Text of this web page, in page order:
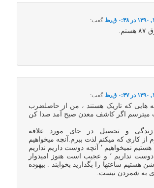
گفت:
گفت:
هایی که تاریک هستند ، من از حاصلضرب
میترسم اگر کاشف معدن صبح آمد صدا کن
و تحصیل در جای مورد علاقه
از کاری که میکنم لذت ببرم.آنچه میخواهیم
نیستیم و آنچه هستیم نمیخواهیم ٬ آنچه دوست داریم نداریم
و آنچه داریم دوست نداریم ٬ و عجیب است هنوز امیدوار
هستیم ساعتها را بگذارید بخوابند . بیهوده
به شمردن نیست.